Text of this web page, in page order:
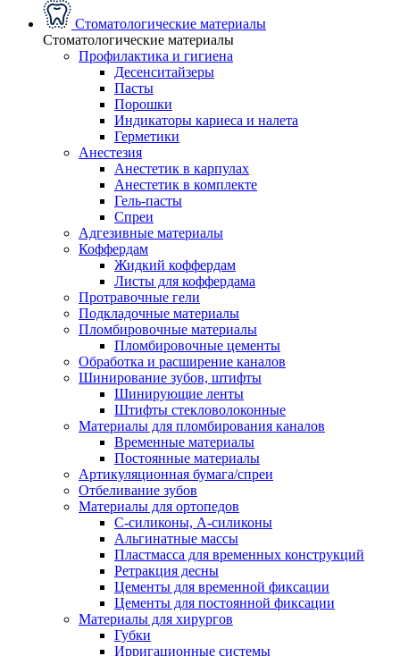
Стоматологические материалы
Стоматологические материалы
Профилактика и гигиена
Десенситайзеры
Пасты
Порошки
Индикаторы кариеса и налета
Герметики
Анестезия
Анестетик в карпулах
Анестетик в комплекте
Гель-пасты
Спреи
Адгезивные материалы
Коффердам
Жидкий коффердам
Листы для коффердама
Протравочные гели
Подкладочные материалы
Пломбировочные материалы
Пломбировочные цементы
Обработка и расширение каналов
Шинирование зубов, штифты
Шинирующие ленты
Штифты стекловолоконные
Материалы для пломбирования каналов
Временные материалы
Постоянные материалы
Артикуляционная бумага/спреи
Отбеливание зубов
Материалы для ортопедов
C-силиконы, А-силиконы
Альгинатные массы
Пластмасса для временных конструкций
Ретракция десны
Цементы для временной фиксации
Цементы для постоянной фиксации
Материалы для хирургов
Губки
Ирригационные системы